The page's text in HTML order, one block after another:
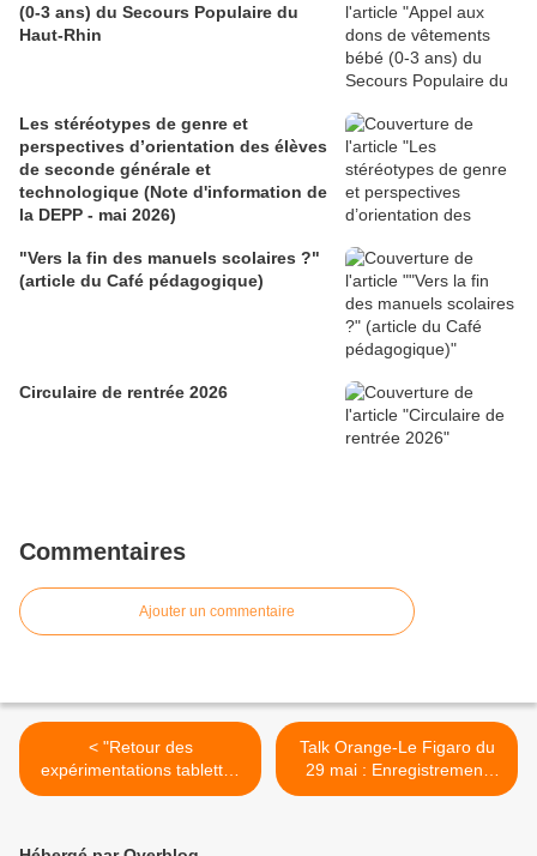
(0-3 ans) du Secours Populaire du
Haut-Rhin
Les stéréotypes de genre et
perspectives d’orientation des élèves
de seconde générale et
technologique (Note d'information de
la DEPP - mai 2026)
"Vers la fin des manuels scolaires ?"
(article du Café pédagogique)
Circulaire de rentrée 2026
Commentaires
Ajouter un commentaire
< "Retour des
expérimentations tablettes
tactiles" (Eduscol)
Talk Orange-Le Figaro du
29 mai : Enregistrement
vidéo de l'interview de